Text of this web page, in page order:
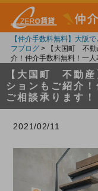
【仲介手数料無料】大阪
フブログ>
【大国町 不
介！仲介手数料無料！一
【大国町 不動産
ションもご紹介
ご相談承ります
2021/02/11